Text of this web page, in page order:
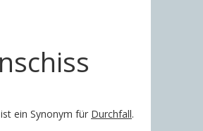
ein Synonym für Durchfall.